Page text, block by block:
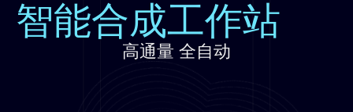
智能合成工作站
高通量 全自动